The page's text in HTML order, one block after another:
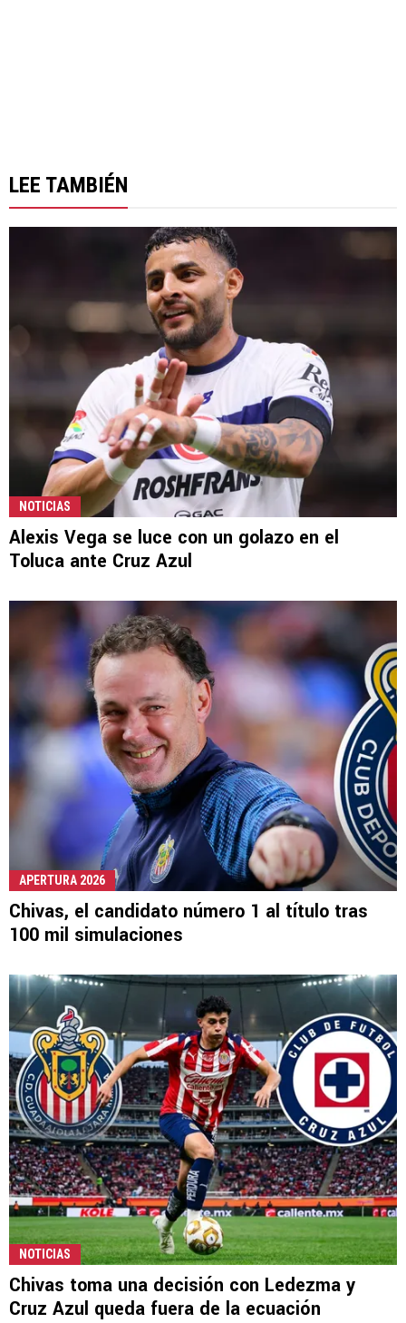
LEE TAMBIÉN
NOTICIAS
Alexis Vega se luce con un golazo en el
Toluca ante Cruz Azul
APERTURA 2026
Chivas, el candidato número 1 al título tras
100 mil simulaciones
NOTICIAS
Chivas toma una decisión con Ledezma y
Cruz Azul queda fuera de la ecuación